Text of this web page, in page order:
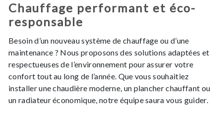
Chauffage performant et éco-
responsable
Besoin d’un nouveau système de chauffage ou d’une
maintenance ? Nous proposons des solutions adaptées et
respectueuses de l’environnement pour assurer votre
confort tout au long de l’année. Que vous souhaitiez
installer une chaudière moderne, un plancher chauffant ou
un radiateur économique, notre équipe saura vous guider.